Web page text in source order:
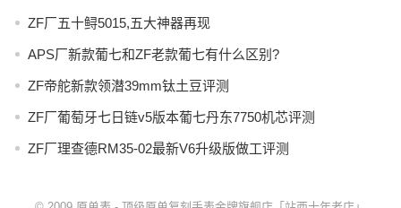
ZF厂五十鲟5015,五大神器再现
APS厂新款葡七和ZF老款葡七有什么区别?
ZF帝舵新款领潜39mm钛土豆评测
ZF厂葡萄牙七日链v5版本葡七丹东7750机芯评测
ZF厂理查德RM35-02最新V6升级版做工评测